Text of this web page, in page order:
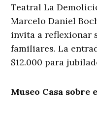
Teatral La
Marcelo Daniel
invita a reflexionar
familiares. La
$12.000 para
Museo Casa sobre